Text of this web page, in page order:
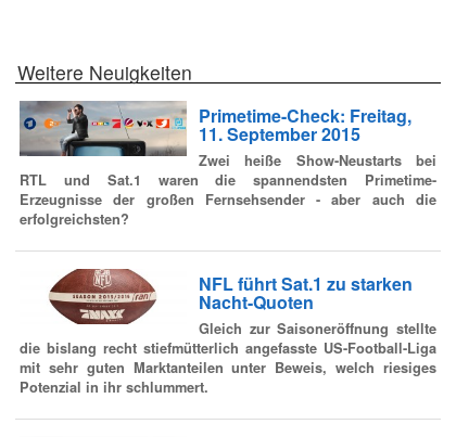
Weitere Neuigkeiten
Primetime-Check: Freitag,
11. September 2015
Zwei heiße Show-Neustarts bei
RTL und Sat.1 waren die spannendsten Primetime-
Erzeugnisse der großen Fernsehsender - aber auch die
erfolgreichsten?
NFL führt Sat.1 zu starken
Nacht-Quoten
Gleich zur Saisoneröffnung stellte
die bislang recht stiefmütterlich angefasste US-Football-Liga
mit sehr guten Marktanteilen unter Beweis, welch riesiges
Potenzial in ihr schlummert.